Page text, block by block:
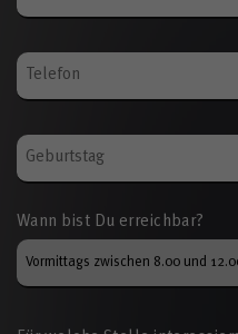
Wann bist Du erreichbar?